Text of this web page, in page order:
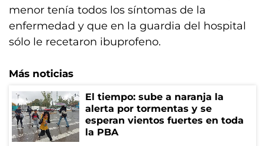
menor tenía todos los síntomas de la
enfermedad y que en la guardia del hospital
sólo le recetaron ibuprofeno.
Más noticias
El tiempo: sube a naranja la
alerta por tormentas y se
esperan vientos fuertes en toda
la PBA